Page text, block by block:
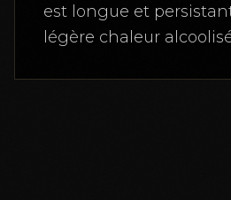
est longue et
légère chaleur